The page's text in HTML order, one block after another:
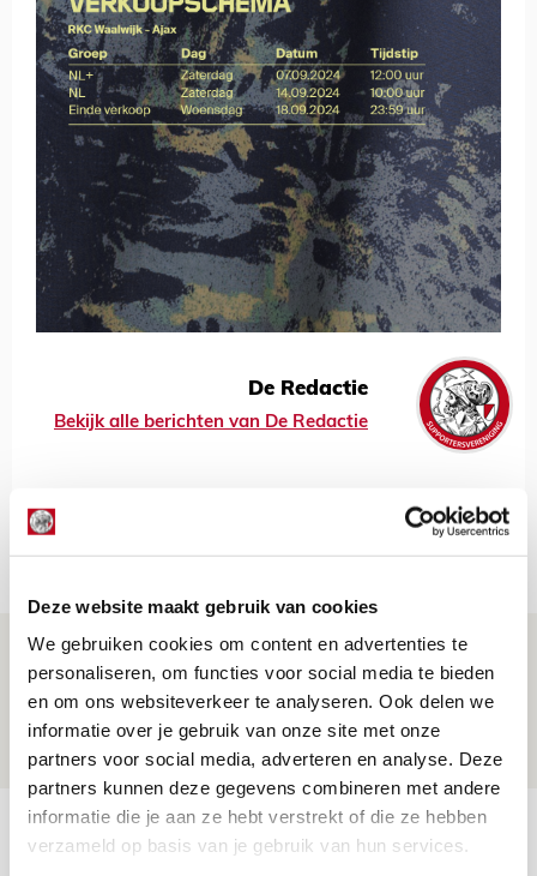
Deze website maakt gebruik van cookies
We gebruiken cookies om content en advertenties te
personaliseren, om functies voor social media te bieden
en om ons websiteverkeer te analyseren. Ook delen we
informatie over je gebruik van onze site met onze
partners voor social media, adverteren en analyse. Deze
partners kunnen deze gegevens combineren met andere
informatie die je aan ze hebt verstrekt of die ze hebben
verzameld op basis van je gebruik van hun services.
De Redactie
Bekijk alle berichten van De Redactie
Net binnen //
Drie dingen die je moet weten over
Ajax - Shelbourne
06 AUGUSTUS 2026 - 09:33
NIEUWS
Ter Stegen over uitdagingen en
leidersrol bij Ajax